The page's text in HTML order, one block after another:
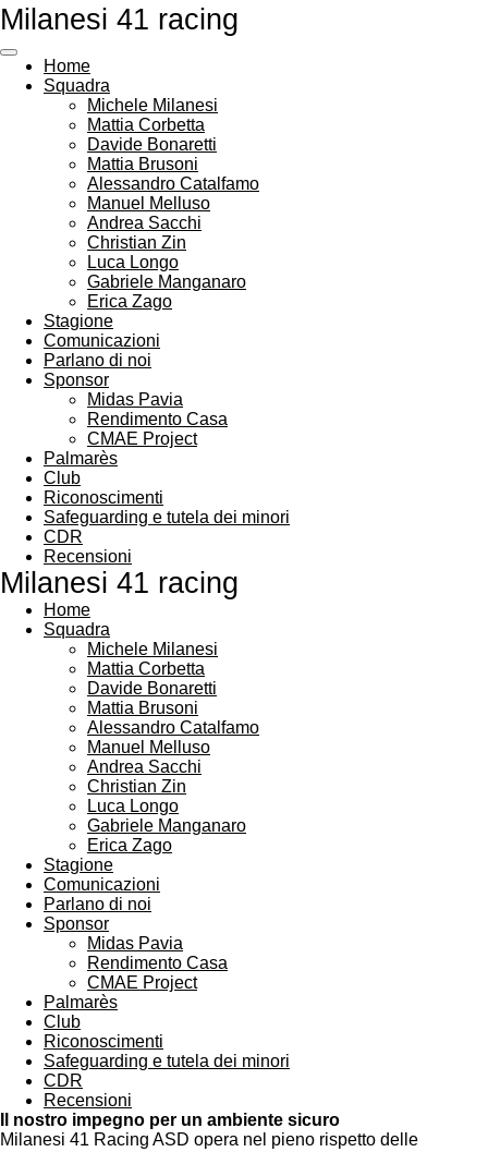
Vai
contenuto
principale
Milanesi 41 racing
Home
Squadra
Michele Milanesi
Mattia Corbetta
Davide Bonaretti
Mattia Brusoni
Alessandro Catalfamo
Manuel Melluso
Andrea Sacchi
Christian Zin
Luca Longo
Gabriele Manganaro
Erica Zago
Stagione
Comunicazioni
Parlano di noi
Sponsor
Midas Pavia
Rendimento Casa
CMAE Project
Palmarès
Club
Riconoscimenti
Safeguarding e tutela dei minori
CDR
Recensioni
Milanesi 41 racing
Home
Squadra
Michele Milanesi
Mattia Corbetta
Davide Bonaretti
Mattia Brusoni
Alessandro Catalfamo
Manuel Melluso
Andrea Sacchi
Christian Zin
Luca Longo
Gabriele Manganaro
Erica Zago
Stagione
Comunicazioni
Parlano di noi
Sponsor
Midas Pavia
Rendimento Casa
CMAE Project
Palmarès
Club
Riconoscimenti
Safeguarding e tutela dei minori
CDR
Recensioni
Il nostro impegno per un ambiente sicuro
Milanesi 41 Racing ASD opera nel pieno rispetto delle